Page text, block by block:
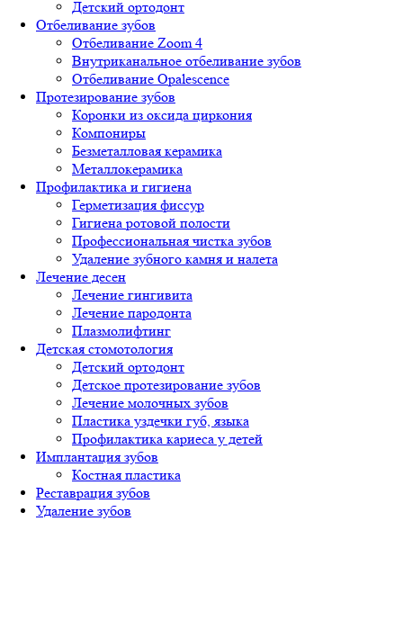
Детский ортодонт
Отбеливание зубов
Отбеливание Zoom 4
Внутриканальное отбеливание зубов
Отбеливание Opalescence
Протезирование зубов
Коронки из оксида циркония
Компониры
Безметалловая керамика
Металлокерамика
Профилактика и гигиена
Герметизация фиссур
Гигиена ротовой полости
Профессиональная чистка зубов
Удаление зубного камня и налета
Лечение десен
Лечение гингивита
Лечение пародонта
Плазмолифтинг
Детская стомотология
Детский ортодонт
Детское протезирование зубов
Лечение молочных зубов
Пластика уздечки губ, языка
Профилактика кариеса у детей
Имплантация зубов
Костная пластика
Реставрация зубов
Удаление зубов